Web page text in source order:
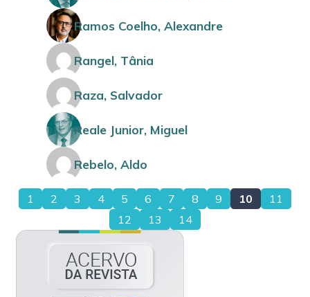
Ramos Coelho, Alexandre
Rangel, Tânia
Raza, Salvador
Reale Junior, Miguel
Rebelo, Aldo
1 2 3 4 5 6 7 8 9 10
11
12
13 14